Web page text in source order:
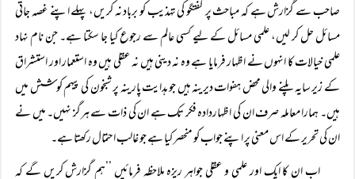
صاحب سے گزارش ہے کہ مباحث پر گفتگو کی تہذیب کو برباد نہ کریں، پہلے اپنے غصہ جاتی
مسائل حل کر لیں، علمی مسائل کے لیے کسی عالم سے رجوع کیا جا سکتا ہے۔ جن نام نہاد
علمی خیالات کا انہوں نے اظہار فرمایا ہے وہ نہ دینی ہیں نہ عقلی ہیں وہ استعمار اور استشراق
کے زیر سایہ پلنے والی محض ہفوات دیرینہ ہیں جو ہدایت پارینہ پر شبخون کی پیہم کوشش میں
ہیں۔ ہمارا معاملہ صرف ان کی اظہاردادہ فکر تک ہے ان کی ذات سے ہرگز نہیں۔ میں نے
ان کی تحریر کے اس معنی پر اپنے جواب کو منحصر کیا ہے جو غالب احتمال رکھتا ہے۔
اب ان کا ایک اور علمی و عقلی جواہر ریزہ ملاحظہ فرمائیں ’’ہم گزارش کریں گے کہ